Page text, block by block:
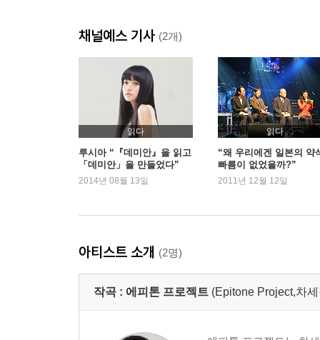
채널예스 기사 (2개)
읽다
루시아 “『데미안』을 읽고
「데미안」을 만들었다”
2014년 08월 13일
읽다
“왜 우리에겐 일본의 약
빠름이 없었을까?”
2011년 12월 12일
아티스트 소개 (2명)
작곡 : 에피톤 프로젝트 (Epitone Project,차